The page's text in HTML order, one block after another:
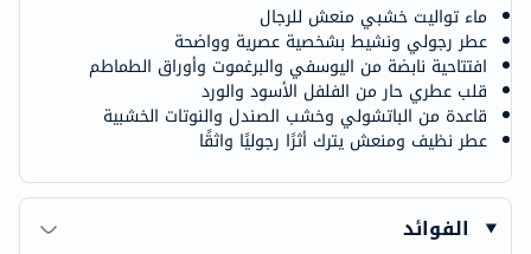
ماء تواليت خشبي منعش للرجال
عطر رجولي ونشيط بشخصية عصرية وواضحة
افتتاحية نابضة من اليوسفي والبرغموت وأوراق الطماطم
قلب عطري حار من الفلفل الأسود والورد
قاعدة من الباتشولي وخشب الصندل والنوتات الخشبية
عطر نظيف ومنعش يترك أثرًا رجوليًا واثقًا
الفوائد